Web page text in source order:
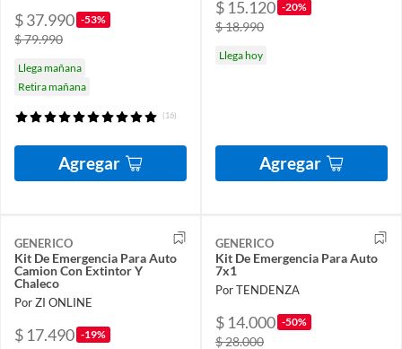
$ 37.990 -53%
$ 79.990
Llega mañana
Retira mañana
(16)
Agregar
$ 15.120 -20%
$ 18.990
Llega hoy
Agregar
GENERICO
Kit De Emergencia Para Auto
Camion Con Extintor Y
Chaleco
Por ZI ONLINE
$ 17.490 -19%
GENERICO
Kit De Emergencia Para Auto
7x1
Por TENDENZA
$ 14.000 -50%
$ 28.000